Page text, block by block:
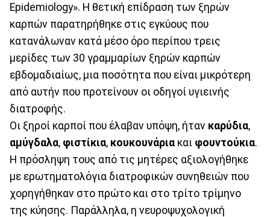
Epidemiology». Η θετική επίδραση των ξηρών
καρπών παρατηρήθηκε στις εγκύους που
κατανάλωναν κατά μέσο όρο περίπου τρεις
μερίδες των 30 γραμμαρίων ξηρών καρπών
εβδομαδιαίως, μια ποσότητα που είναι μικρότερη
από αυτήν που προτείνουν οι οδηγοί υγιεινής
διατροφής.
Οι ξηροί καρποί που έλαβαν υπόψη, ήταν καρύδια,
αμύγδαλα, φιστίκια, κουκουνάρια και φουντούκια.
Η πρόσληψη τους από τις μητέρες αξιολογήθηκε
με ερωτηματολόγια διατροφικών συνηθειών που
χορηγήθηκαν στο πρώτο και στο τρίτο τρίμηνο
της κύησης. Παράλληλα, η νευροψυχολογική